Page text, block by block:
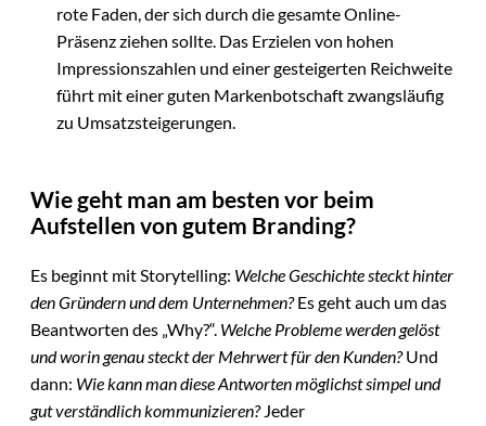
rote Faden, der sich durch die gesamte Online-
Präsenz ziehen sollte. Das Erzielen von hohen
Impressionszahlen und einer gesteigerten Reichweite
führt mit einer guten Markenbotschaft zwangsläufig
zu Umsatzsteigerungen.
Wie geht man am besten vor beim
Aufstellen von gutem Branding?
Es beginnt mit Storytelling: Welche Geschichte steckt hinter
den Gründern und dem Unternehmen?Es geht auch um das
Beantworten des „Why?“. Welche Probleme werden gelöst
und worin genau steckt der Mehrwert für den Kunden?Und
dann: Wie kann man diese Antworten möglichst simpel und
gut verständlich kommunizieren?Jeder